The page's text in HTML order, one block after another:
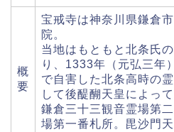
概
要
宝戒寺は神奈川県鎌倉
院。
当地はもともと北条氏
り、1333年（元弘三年
で自害した北条高時の
して後醍醐天皇によっ
鎌倉三十三観音霊場第
場第一番札所。毘沙門